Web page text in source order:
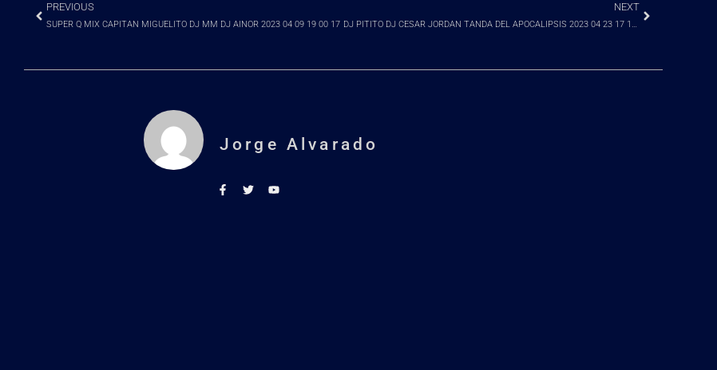
PREVIOUS
SUPER Q MIX CAPITAN MIGUELITO DJ MM DJ AINOR 2023 04 09 19 00 17
NEXT
DJ PITITO DJ CESAR JORDAN TANDA DEL APOCALIPSIS 2023 04 23 17 11 10
Jorge Alvarado